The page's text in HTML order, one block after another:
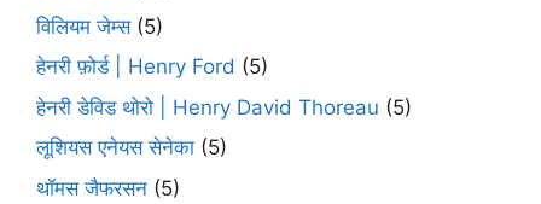
विलियम जेम्स(5)
हेनरी फ़ोर्ड | Henry Ford (5)
हेनरी डेविड थोरो | Henry David Thoreau (5)
लूशियस एनेयस सेनेका (5)
थॉमस जैफरसन (5)